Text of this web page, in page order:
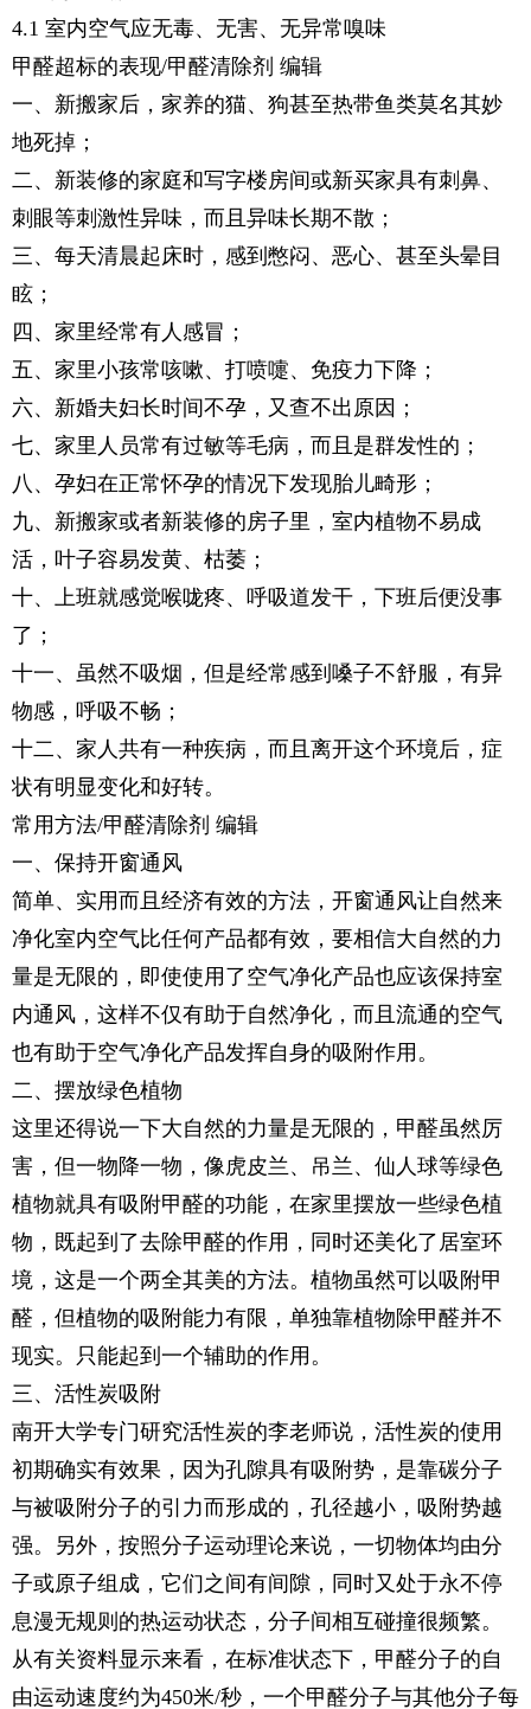
4.1 室内空气应无毒、无害、无异常嗅味
甲醛超标的表现/甲醛清除剂 编辑
一、新搬家后，家养的猫、狗甚至热带鱼类莫名其妙
地死掉；
二、新装修的家庭和写字楼房间或新买家具有刺鼻、
刺眼等刺激性异味，而且异味长期不散；
三、每天清晨起床时，感到憋闷、恶心、甚至头晕目
眩；
四、家里经常有人感冒；
五、家里小孩常咳嗽、打喷嚏、免疫力下降；
六、新婚夫妇长时间不孕，又查不出原因；
七、家里人员常有过敏等毛病，而且是群发性的；
八、孕妇在正常怀孕的情况下发现胎儿畸形；
九、新搬家或者新装修的房子里，室内植物不易成
活，叶子容易发黄、枯萎；
十、上班就感觉喉咙疼、呼吸道发干，下班后便没事
了；
十一、虽然不吸烟，但是经常感到嗓子不舒服，有异
物感，呼吸不畅；
十二、家人共有一种疾病，而且离开这个环境后，症
状有明显变化和好转。
常用方法/甲醛清除剂 编辑
一、保持开窗通风
简单、实用而且经济有效的方法，开窗通风让自然来
净化室内空气比任何产品都有效，要相信大自然的力
量是无限的，即使使用了空气净化产品也应该保持室
内通风，这样不仅有助于自然净化，而且流通的空气
也有助于空气净化产品发挥自身的吸附作用。
二、摆放绿色植物
这里还得说一下大自然的力量是无限的，甲醛虽然厉
害，但一物降一物，像虎皮兰、吊兰、仙人球等绿色
植物就具有吸附甲醛的功能，在家里摆放一些绿色植
物，既起到了去除甲醛的作用，同时还美化了居室环
境，这是一个两全其美的方法。植物虽然可以吸附甲
醛，但植物的吸附能力有限，单独靠植物除甲醛并不
现实。只能起到一个辅助的作用。
三、活性炭吸附
南开大学专门研究活性炭的李老师说，活性炭的使用
初期确实有效果，因为孔隙具有吸附势，是靠碳分子
与被吸附分子的引力而形成的，孔径越小，吸附势越
强。另外，按照分子运动理论来说，一切物体均由分
子或原子组成，它们之间有间隙，同时又处于永不停
息漫无规则的热运动状态，分子间相互碰撞很频繁。
从有关资料显示来看，在标准状态下，甲醛分子的自
由运动速度约为450米/秒，一个甲醛分子与其他分子每